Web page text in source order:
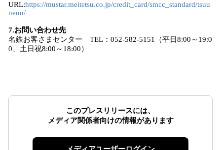
URL:https://mustar.meitetsu.co.jp/credit_card/smcc_standard/tsuu
nenn/
7.お問い合わせ先
名鉄お客さまセンター TEL：052-582-5151（平日8:00～19:0
0、土日祝8:00～18:00）
このプレスリリースには、
メディア関係者向けの情報があります